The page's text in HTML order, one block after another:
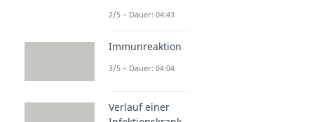
2/5 – Dauer: 04:43
Immunreaktion
3/5 – Dauer: 04:04
Verlauf einer